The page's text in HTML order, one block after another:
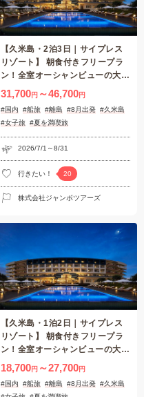
【久米島・2泊3日｜サイプレス
リゾート】 朝食付きフリープラ
ン！全室オーシャンビューの大人
リゾート
31,700円～46,700円
#国内
#船旅 #離島 #8月出発 #久米島
#女子旅 #夏を満喫旅
2026/7/1～8/31
行きたい！ 20
株式会社ジャンボツアーズ
【久米島・1泊2日｜サイプレス
リゾート】 朝食付きフリープラ
ン！全室オーシャンビューの大人
リゾート（7月〜8月出発限定）
18,700円～27,700円
#国内
#船旅 #離島 #8月出発 #久米島